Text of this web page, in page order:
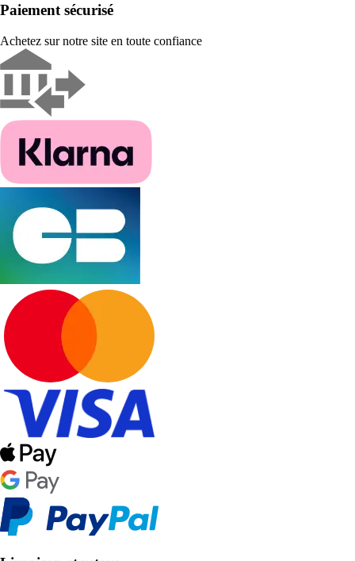
Paiement sécurisé
Achetez sur notre site en toute confiance